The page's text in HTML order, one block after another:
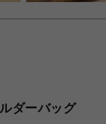
ダーバッグ